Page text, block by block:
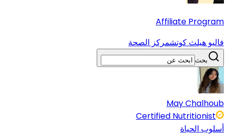
Affiliate Program
فاليو هيلث كوتشمركز الصحة
بحث
May Chalhoub
Certified Nutritionist
أسلوب الحياة